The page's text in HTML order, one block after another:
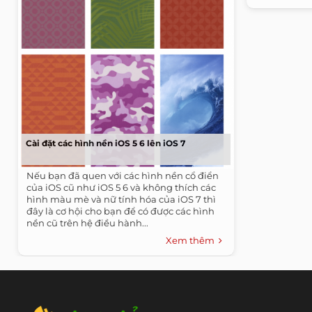
Cài đặt các hình nền iOS 5 6 lên iOS 7
Nếu bạn đã quen với các hình nền cổ điển
của iOS cũ như iOS 5 6 và không thích các
hình màu mè và nữ tính hóa của iOS 7 thì
đây là cơ hội cho bạn để có được các hình
nền cũ trên hệ điều hành...
Xem thêm